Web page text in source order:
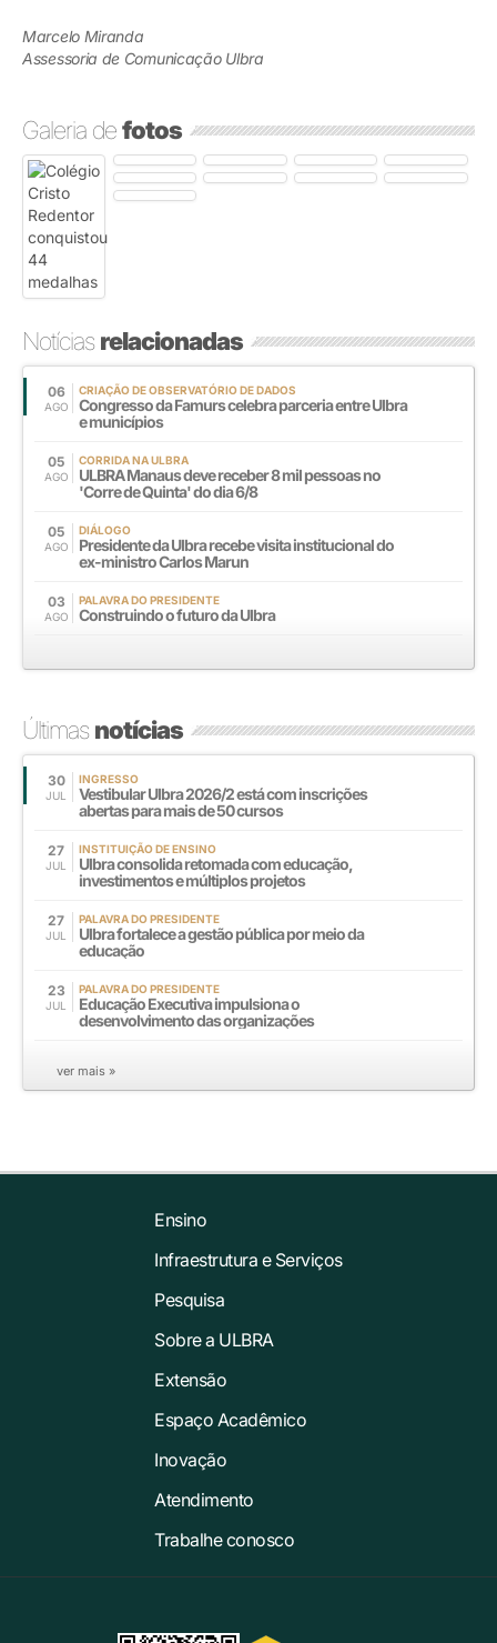
Marcelo Miranda
Assessoria de Comunicação Ulbra
Galeria defotos
Notíciasrelacionadas
06
AGO
CRIAÇÃO DE OBSERVATÓRIO DE DADOS
Congresso da Famurs celebra parceria entre Ulbra
e municípios
05
AGO
CORRIDA NA ULBRA
ULBRA Manaus deve receber 8 mil pessoas no
'Corre de Quinta' do dia 6/8
05
AGO
DIÁLOGO
Presidente da Ulbra recebe visita institucional do
ex-ministro Carlos Marun
03
AGO
PALAVRA DO PRESIDENTE
Construindo o futuro da Ulbra
Últimasnotícias
30
JUL
INGRESSO
Vestibular Ulbra 2026/2 está com inscrições
abertas para mais de 50 cursos
27
JUL
INSTITUIÇÃO DE ENSINO
Ulbra consolida retomada com educação,
investimentos e múltiplos projetos
27
JUL
PALAVRA DO PRESIDENTE
Ulbra fortalece a gestão pública por meio da
educação
23
JUL
PALAVRA DO PRESIDENTE
Educação Executiva impulsiona o
desenvolvimento das organizações
ver mais »
Ensino
Infraestrutura e Serviços
Pesquisa
Sobre a ULBRA
Extensão
Espaço Acadêmico
Inovação
Atendimento
Trabalhe conosco